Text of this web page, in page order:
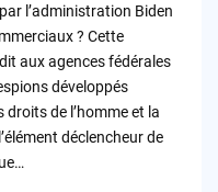
l’administration Biden
? Cette
aux agences fédérales
développés
de l’homme et la
déclencheur de